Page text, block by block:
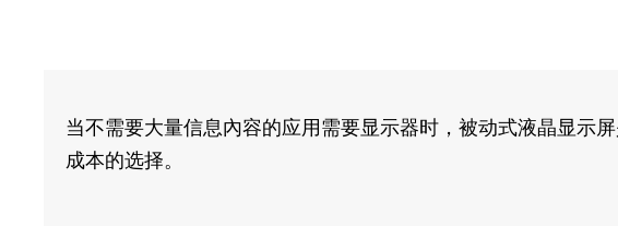
当不需要大量信息內容的应用需要显示器时，被动式液晶显示
成本的选择。